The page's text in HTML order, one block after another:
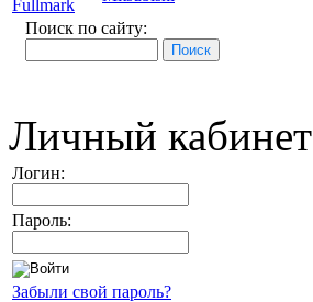
Fullmark
Поиск по сайту:
Личный кабинет
Логин:
Пароль:
Забыли свой пароль?